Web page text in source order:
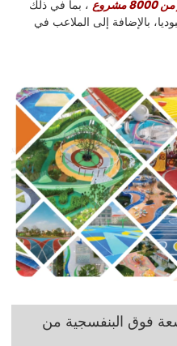
مشروع
، بما في ذلك
بالإضافة إلى الملاعب في
فوق البنفسجية من